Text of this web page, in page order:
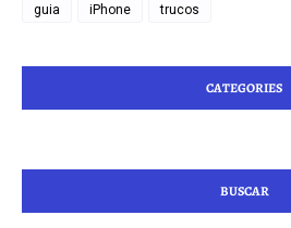
guia iPhone trucos
CATEGORIES
BUSCAR